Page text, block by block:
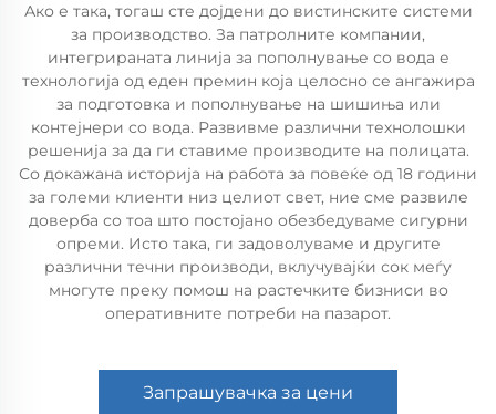
Ако е така, тогаш сте дојдени до вистинските системи
за производство. За патролните компании,
интегрираната линија за пополнување со вода е
технологија од еден премин која целосно се ангажира
за подготовка и пополнување на шишиња или
контејнери со вода. Развивме различни технолошки
решенија за да ги ставиме производите на полицата.
Со докажана историја на работа за повеќе од 18 години
за големи клиенти низ целиот свет, ние сме развиле
доверба со тоа што постојано обезбедуваме сигурни
опреми. Исто така, ги задоволуваме и другите
различни течни производи, вклучувајќи сок меѓу
многуте преку помош на растечките бизниси во
оперативните потреби на пазарот.
Запрашувачка за цени